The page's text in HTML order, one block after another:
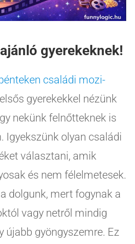
gyerekeknek!
családi mozi-
gyerekekkel nézünk
nekünk felnőtteknek is
Igyekszünk olyan családi
választani, amik
és nem félelmetesek.
dolgunk, mert fogynak a
vagy netről mindig
újabb gyöngyszemre. Ez